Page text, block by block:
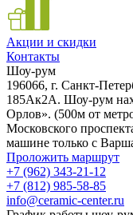
Акции и скидки
Контакты
Шоу-рум
196066, г. Санкт-
185Ак2А. Шоу-рум
Орлов». (500м от
Московского
машине только с
Проложить маршрут
+7 (962) 343-21-12
+7 (812) 985-58-85
info@ceramic-center.ru